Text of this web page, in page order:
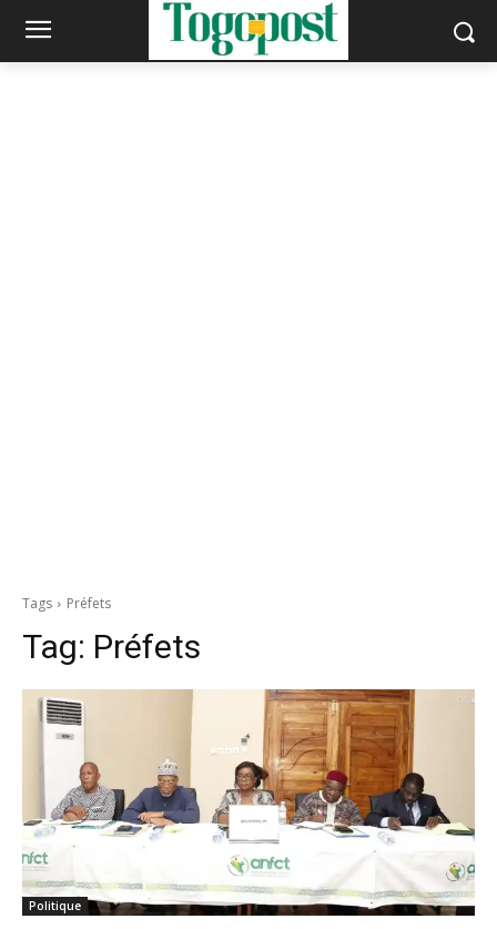
Tags Préfets
Tag: Préfets
Politique